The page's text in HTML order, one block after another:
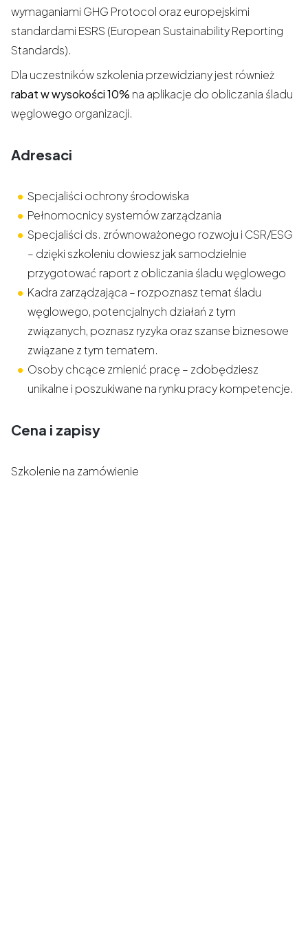
wymaganiami GHG Protocol oraz europejskimi
standardami ESRS (European Sustainability Reporting
Standards).
Dla uczestników szkolenia przewidziany jest również
rabat w wysokości 10% na aplikacje do obliczania śladu
węglowego organizacji.
Adresaci
Specjaliści ochrony środowiska
Pełnomocnicy systemów zarządzania
Specjaliści ds. zrównoważonego rozwoju i CSR/ESG
– dzięki szkoleniu dowiesz jak samodzielnie
przygotować raport z obliczania śladu węglowego
Kadra zarządzająca – rozpoznasz temat śladu
węglowego, potencjalnych działań z tym
związanych, poznasz ryzyka oraz szanse biznesowe
związane z tym tematem.
Osoby chcące zmienić pracę – zdobędziesz
unikalne i poszukiwane na rynku pracy kompetencje.
Cena i zapisy
Szkolenie na zamówienie